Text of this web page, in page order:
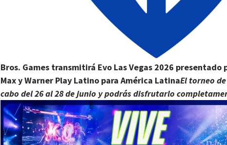
Bros. Games transmitirá Evo Las Vegas 2026 presentado
Max y Warner Play Latino para América LatinaEl torneo
cabo del 26 al 28 de junio y podrás disfrutarlo